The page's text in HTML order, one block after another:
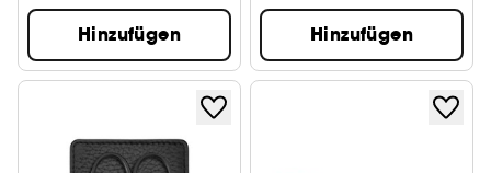
Hinzufügen Hinzufügen